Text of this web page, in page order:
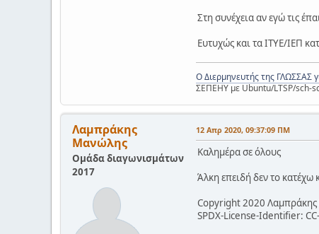
Στη συνέχεια αν εγώ τις
Ευτυχώς και τα ΙΤΥΕ/ΙΕΠ
Ο Διερμηνευτής της ΓΛΩΣΣΑΣ
ΣΕΠΕΗΥ με Ubuntu/LTSP/sch-
Λαμπράκης
Μανώλης
Ομάδα διαγωνισμάτων
2017
12 Απρ 2020, 09:37:09 ΠΜ
Καλημέρα σε όλους
Άλκη επειδή δεν το
Copyright 2020
SPDX-License-Identifier: